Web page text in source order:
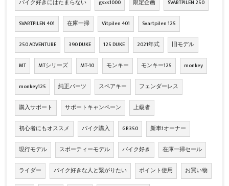
バイク好きにはたまらない gsxs1000 限定企画 SVARTPILEN 250
SVARTPILEN 401 在庫一掃 Vitpilen 401 Svartpilen 125
250 ADVENTURE 390 DUKE 125 DUKE 2021年式 旧モデル
MT MTシリーズ MT-10 モンキー モンキー125 monkey
monkey125 純正パーツ スペアキー フェンダーレス
購入サポート サポートキャンペーン 上級者
初心者にもオススメ バイク購入 GB350 新車1オーナー
現行モデル スポーティーモデル バイク好き 在庫一掃セール
ライダー バイク好きな人と繋がりたい ポイント使用 お買い物